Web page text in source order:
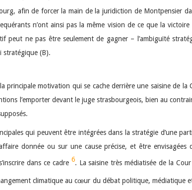
afin de forcer la main de la juridiction de Montpensier
n’ont ainsi pas la même vision de ce que la
peut ne pas être seulement de gagner – l’ambiguïté
stratégique (B).
principale motivation qui se cache derrière une saisine de la
l’emporter devant le juge strasbourgeois, bien au
qui peuvent être intégrées dans la stratégie d’une
donnée ou sur une cause précise, et être envisagées
dans ce cadre 6. La saisine très médiatisée de la
climatique au cœur du débat politique, médiatique